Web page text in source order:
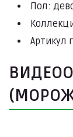
Пол:
Артикул